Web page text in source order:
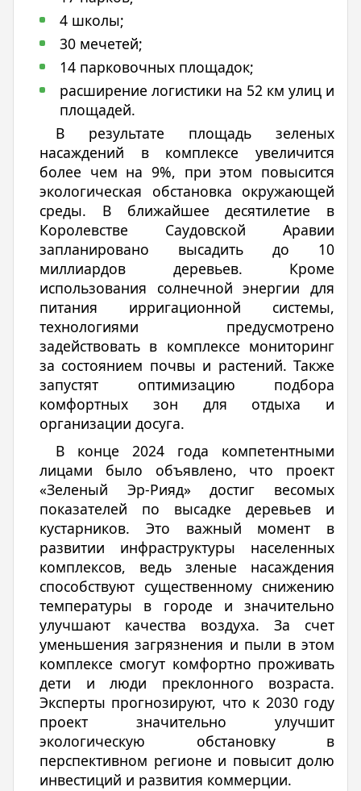
4 школы;
30 мечетей;
14 парковочных площадок;
расширение логистики на 52 км улиц и
площадей.
В результате площадь зеленых
насаждений в комплексе увеличится
более чем на 9%, при этом повысится
экологическая обстановка окружающей
среды. В ближайшее десятилетие в
Королевстве Саудовской Аравии
запланировано высадить до 10
миллиардов деревьев. Кроме
использования солнечной энергии для
питания ирригационной системы,
технологиями предусмотрено
задействовать в комплексе мониторинг
за состоянием почвы и растений. Также
запустят оптимизацию подбора
комфортных зон для отдыха и
организации досуга.
В конце 2024 года компетентными
лицами было объявлено, что проект
«Зеленый Эр-Рияд» достиг весомых
показателей по высадке деревьев и
кустарников. Это важный момент в
развитии инфраструктуры населенных
комплексов, ведь зленые насаждения
способствуют существенному снижению
температуры в городе и значительно
улучшают качества воздуха. За счет
уменьшения загрязнения и пыли в этом
комплексе смогут комфортно проживать
дети и люди преклонного возраста.
Эксперты прогнозируют, что к 2030 году
проект значительно улучшит
экологическую обстановку в
перспективном регионе и повысит долю
инвестиций и развития коммерции.